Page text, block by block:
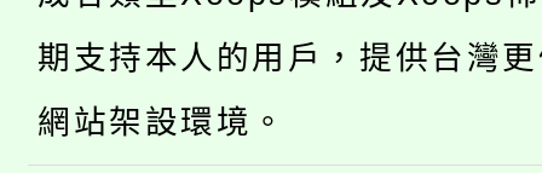
「2026金融保險知識
桃園市115學年度學生
生本土語及新住民語歌
公告本校115學年度第
期支持本人的用戶，提供台灣
網站架設環境。